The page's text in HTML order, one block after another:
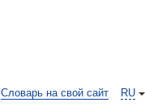
RU
Словарь на свой сайт